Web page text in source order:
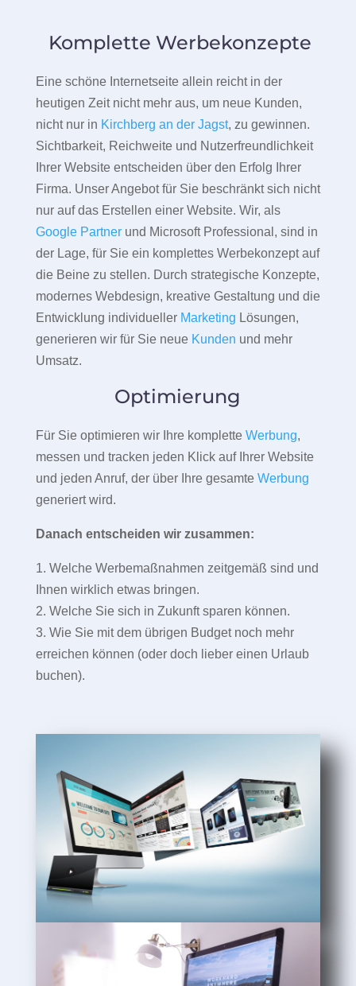
Komplette Werbekonzepte
Eine schöne Internetseite allein reicht in der
heutigen Zeit nicht mehr aus, um neue Kunden,
nicht nur in Kirchberg an der Jagst, zu gewinnen.
Sichtbarkeit, Reichweite und Nutzerfreundlichkeit
Ihrer Website entscheiden über den Erfolg Ihrer
Firma. Unser Angebot für Sie beschränkt sich nicht
nur auf das Erstellen einer Website. Wir, als
Google Partnerund Microsoft Professional, sind in
der Lage, für Sie ein komplettes Werbekonzept auf
die Beine zu stellen. Durch strategische Konzepte,
modernes Webdesign, kreative Gestaltung und die
Entwicklung individueller Marketing Lösungen,
generieren wir für Sie neue Kunden und mehr
Umsatz.
Optimierung
Für Sie optimieren wir Ihre komplette Werbung,
messen und tracken jeden Klick auf Ihrer Website
und jeden Anruf, der über Ihre gesamte Werbung
generiert wird.
Danach entscheiden wir zusammen:
1. Welche Werbemaßnahmen zeitgemäß sind und
Ihnen wirklich etwas bringen.
2. Welche Sie sich in Zukunft sparen können.
3. Wie Sie mit dem übrigen Budget noch mehr
erreichen können (oder doch lieber einen Urlaub
buchen).